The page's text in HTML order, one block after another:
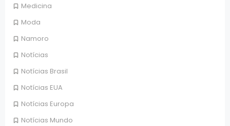
Medicina
Moda
Namoro
Notícias
Notícias Brasil
Notícias EUA
Notícias Europa
Notícias Mundo